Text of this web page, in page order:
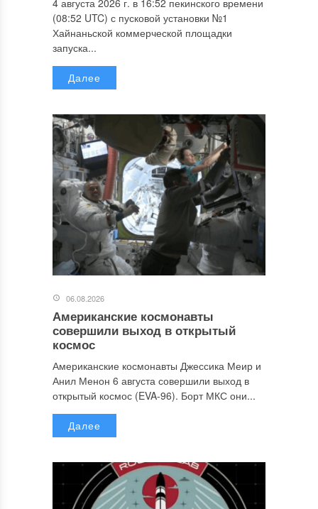
(08:52 UTC) с пусковой установки №1
Хайнаньской коммерческой площадки
запуска...
Далее
06.08.2026
Американские космонавты
совершили выход в открытый
космос
Американские космонавты Джессика Меир и
Анил Менон 6 августа совершили выход в
открытый космос (EVA-96). Борт МКС они...
Далее